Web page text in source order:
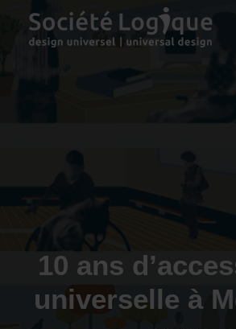
10 ans
universelle à